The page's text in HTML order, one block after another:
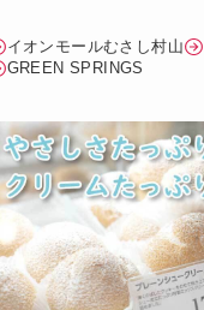
イオンモールむさし村山
GREEN SPRINGS